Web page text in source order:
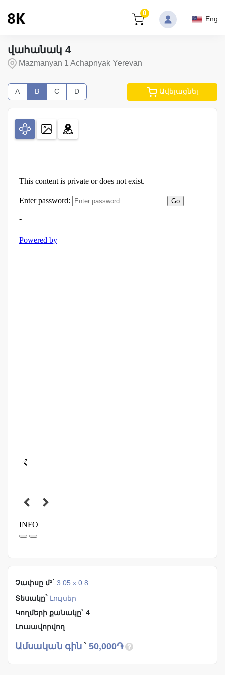
0
Eng
վահանակ 4
Mazmanyan 1 Achapnyak Yerevan
A B C D Ավելացնել
Չափսը մ²` 3.05 x 0.8
Տեսակը` Լույսեր
Կողմերի քանակը` 4
Լուսավորվող
Ամսական գին ` 50,000֏